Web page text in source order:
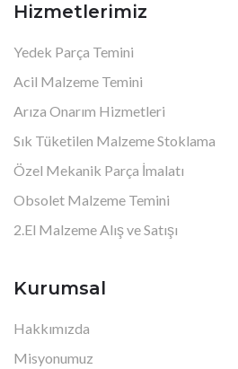
Hizmetlerimiz
Yedek Parça Temini
Acil Malzeme Temini
Arıza Onarım Hizmetleri
Sık Tüketilen Malzeme Stoklama
Özel Mekanik Parça İmalatı
Obsolet Malzeme Temini
2.El Malzeme Alış ve Satışı
Kurumsal
Hakkımızda
Misyonumuz